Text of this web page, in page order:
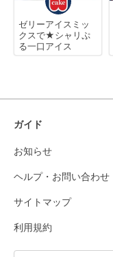
ゼリーアイスミッ
クスで★シャリぷ
る一口アイス
ガイド
お知らせ
ヘルプ・お問い合わせ
サイトマップ
利用規約